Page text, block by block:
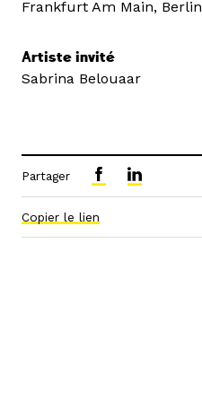
Frankfurt Am Main, Berlin
Artiste invité
Sabrina Belouaar
Partager
Copier le lien